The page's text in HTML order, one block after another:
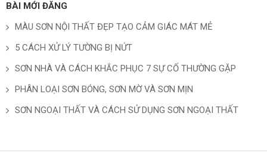
BÀI MỚI ĐĂNG
MÀU SƠN NỘI THẤT ĐẸP TẠO CẢM GIÁC MÁT MẺ
5 CÁCH XỬ LÝ TƯỜNG BỊ NỨT
SƠN NHÀ VÀ CÁCH KHẮC PHỤC 7 SỰ CỐ THƯỜNG GẶP
PHÂN LOẠI SƠN BÓNG, SƠN MỜ VÀ SƠN MỊN
SƠN NGOẠI THẤT VÀ CÁCH SỬ DỤNG SƠN NGOẠI THẤT